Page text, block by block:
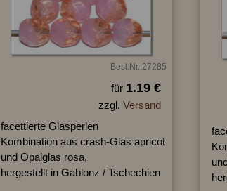
Best.Nr.:27285
für 1.19 €
zzgl. Versand
facettierte Glasperlen
Kombination aus crash-Glas apricot
und Opalglas rosa,
hergestellt in Gablonz / Tschechien